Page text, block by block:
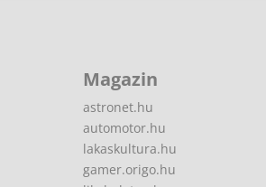
Magazin
astronet.hu
automotor.hu
lakaskultura.hu
gamer.origo.hu